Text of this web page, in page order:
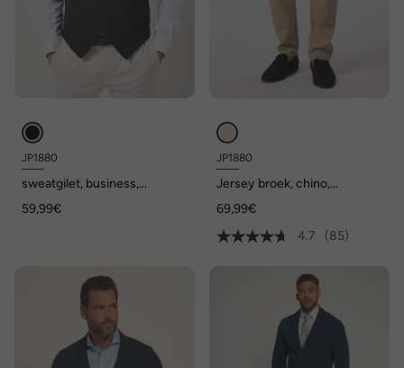
JP1880
sweatgilet, business,
8XL
59,99€
JP1880
Jersey broek, chino,
& match NEW YORK, tot 8XL
69,99€
4.7
(85)